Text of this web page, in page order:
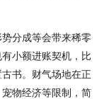
分成等会带来稀零
小额进账契机，比
书。财气场地在正
物经济等限制，简